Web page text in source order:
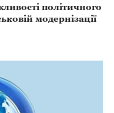
політичного
модернізації